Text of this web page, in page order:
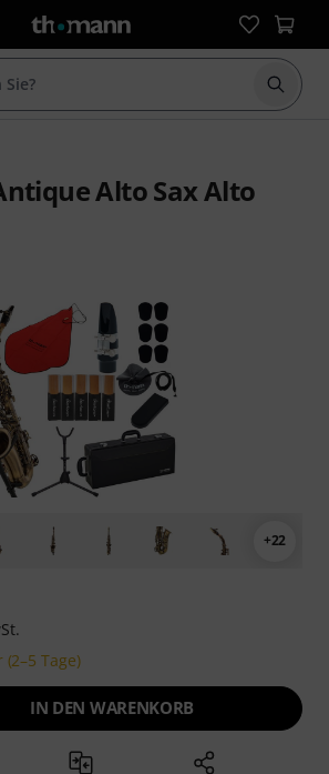
Suche
Alto Sax Alto
+22
Tage)
IN DEN WARENKORB